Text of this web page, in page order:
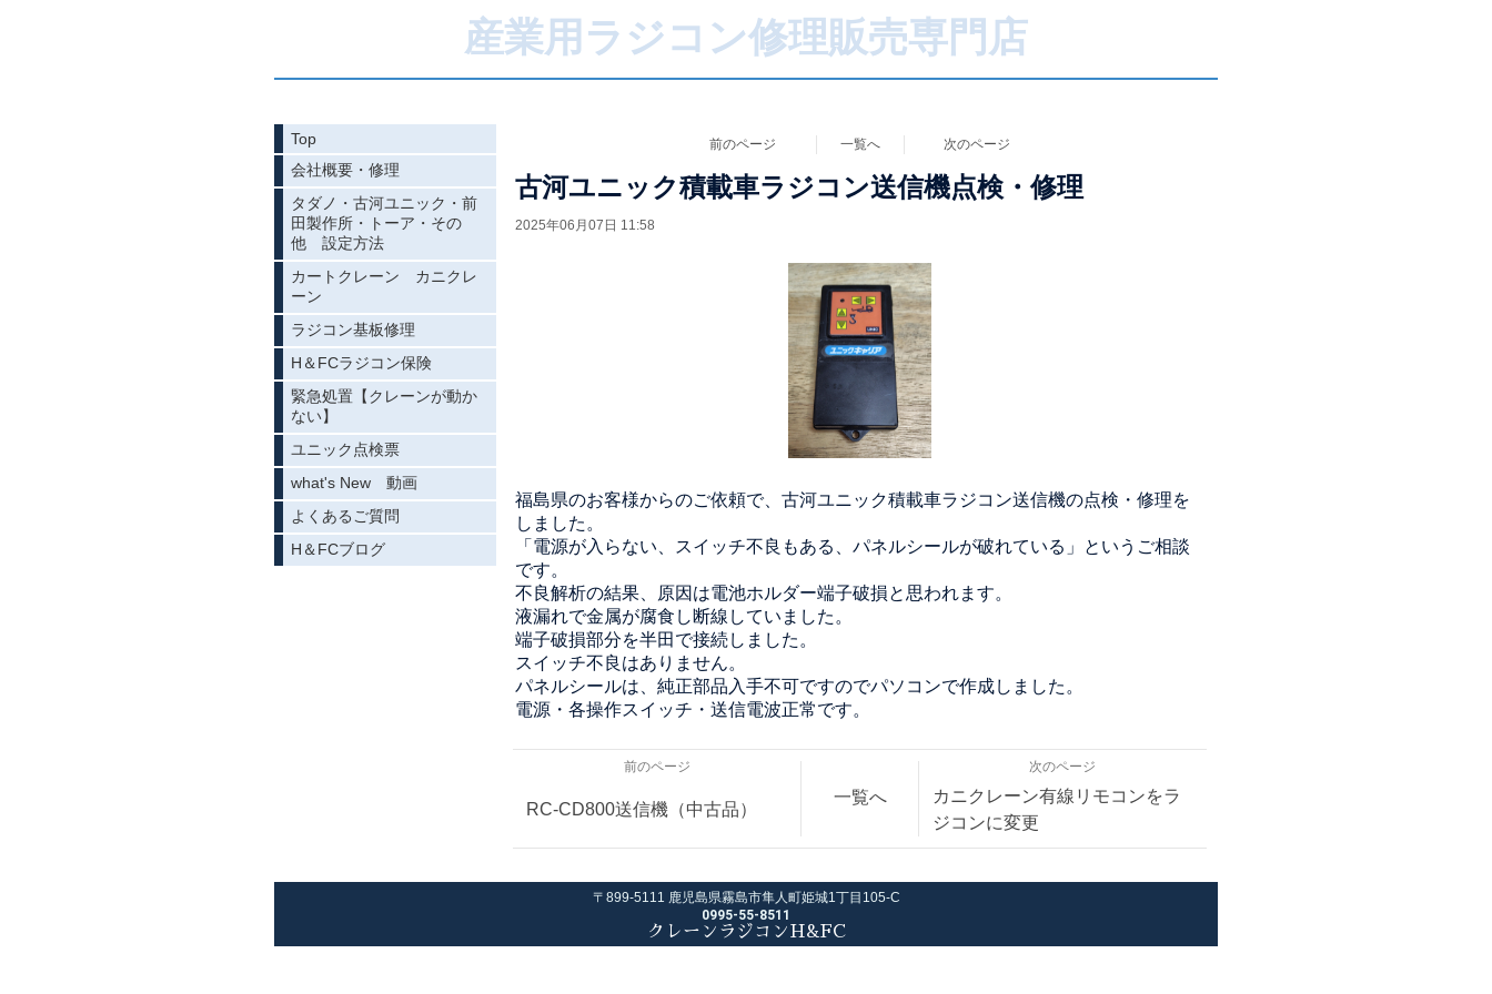
産業用ラジコン修理販売専門店
前のページ 一覧へ 次のページ
古河ユニック積載車ラジコン送信機点検・修理
2025年06月07日 11:58
福島県のお客様からのご依頼で、古河ユニック積載車ラジコン送信機の点検・修理を
しました。
「電源が入らない、スイッチ不良もある、パネルシールが破れている」というご相談
です。
不良解析の結果、原因は電池ホルダー端子破損と思われます。
液漏れで金属が腐食し断線していました。
端子破損部分を半田で接続しました。
スイッチ不良はありません。
パネルシールは、純正部品入手不可ですのでパソコンで作成しました。
電源・各操作スイッチ・送信電波正常です。
前のページ
RC-CD800送信機（中古品）
一覧へ
次のページ
カニクレーン有線リモコンをラ
ジコンに変更
Top
会社概要・修理
タダノ・古河ユニック・前
田製作所・トーア・その
他 設定方法
カートクレーン カニクレ
ーン
ラジコン基板修理
H＆FCラジコン保険
緊急処置【クレーンが動か
ない】
ユニック点検票
what's New 動画
よくあるご質問
H＆FCブログ
〒899-5111 鹿児島県霧島市隼人町姫城1丁目105-C
0995-55-8511
クレーンラジコンH&FC